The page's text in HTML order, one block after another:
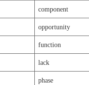
component
opportunity
function
lack
phase